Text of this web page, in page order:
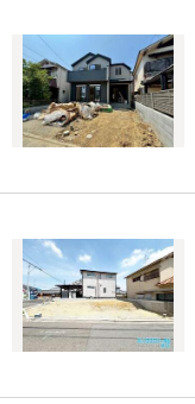
け
取
る
・
条
イ
ペ
ー
ジ
に
存